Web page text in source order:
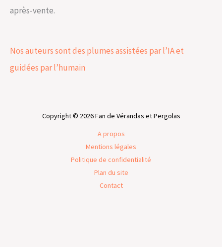
après-vente.
Nos auteurs sont des plumes assistées par l’IA et
guidées par l’humain
Copyright © 2026 Fan de Vérandas et Pergolas
A propos
Mentions légales
Politique de confidentialité
Plan du site
Contact